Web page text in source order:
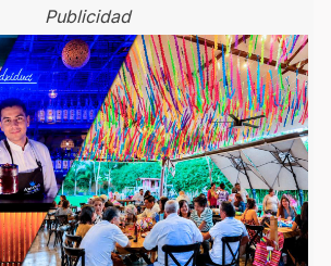
Publicidad